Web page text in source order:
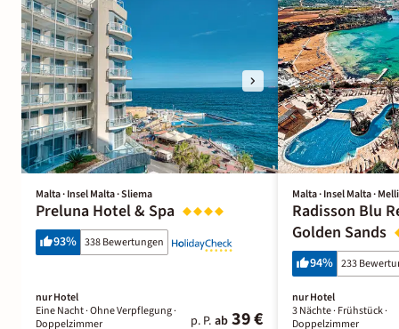
Malta · Insel Malta · Sliema
Preluna Hotel & Spa
93% 338 Bewertungen
nur Hotel
Eine Nacht· Ohne Verpflegung·
Doppelzimmer
p. P. ab 39 €
Malta · Insel Malta ·
Radisson Blu
Golden Sands
94% 233
nur Hotel
3 Nächte· Frühstück·
Doppelzimmer